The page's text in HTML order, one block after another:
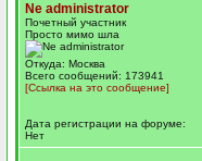
Ne administrator
Почетный участник
Просто мимо шла
Откуда: Москва
Всего сообщений: 173941
[Ссылка на это сообщение]
Дата регистрации на форуме:
Нет